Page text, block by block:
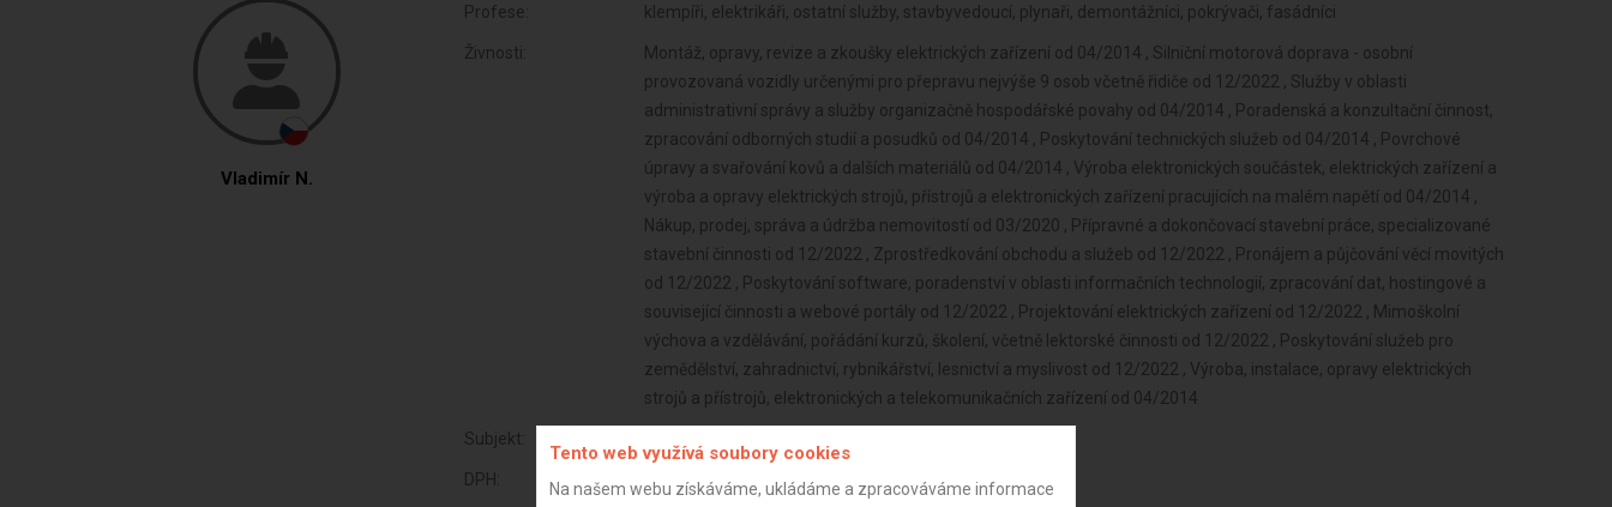
Vladimír N.
Profese: klempíři, elektrikáři, ostatní služby, stavbyvedoucí, plynaři, demontážníci, pokrývači, fasádníci
Živnosti:
Montáž, opravy, revize a zkoušky elektrických zařízení od 04/2014 , Silniční motorová doprava - osobní
provozovaná vozidly určenými pro přepravu nejvýše 9 osob včetně řidiče od 12/2022 , Služby v oblasti
administrativní správy a služby organizačně hospodářské povahy od 04/2014 , Poradenská a konzultační činnost,
zpracování odborných studií a posudků od 04/2014 , Poskytování technických služeb od 04/2014 , Povrchové
úpravy a svařování kovů a dalších materiálů od 04/2014 , Výroba elektronických součástek, elektrických zařízení a
výroba a opravy elektrických strojů, přístrojů a elektronických zařízení pracujících na malém napětí od 04/2014 ,
Nákup, prodej, správa a údržba nemovitostí od 03/2020 , Přípravné a dokončovací stavební práce, specializované
stavební činnosti od 12/2022 , Zprostředkování obchodu a služeb od 12/2022 , Pronájem a půjčování věcí movitých
od 12/2022 , Poskytování software, poradenství v oblasti informačních technologií, zpracování dat, hostingové a
související činnosti a webové portály od 12/2022 , Projektování elektrických zařízení od 12/2022 , Mimoškolní
výchova a vzdělávání, pořádání kurzů, školení, včetně lektorské činnosti od 12/2022 , Poskytování služeb pro
zemědělství, zahradnictví, rybníkářství, lesnictví a myslivost od 12/2022 , Výroba, instalace, opravy elektrických
strojů a přístrojů, elektronických a telekomunikačních zařízení od 04/2014
Subjekt:
DPH: Plátce
Tento web využívá soubory cookies
Na našem webu získáváme, ukládáme a zpracováváme informace